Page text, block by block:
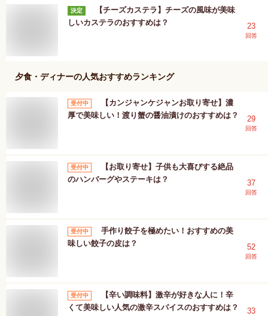
決定
【チーズカステラ】チーズの風味が美味
しいカステラのおすすめは？
23
回答
夕食・ディナーの人気おすすめランキング
受付中
【カンジャンケジャンお取り寄せ】濃
厚で美味しい！渡り蟹の醤油漬けのおすすめは？
29
回答
受付中
【お取り寄せ】子供も大喜びする絶品
のハンバーグやステーキは？
37
回答
受付中
手作り餃子を極めたい！おすすめの美
味しい餃子の皮は？
52
回答
受付中
【辛い調味料】激辛が好きな人に！辛
くて美味しい人気の激辛スパイスのおすすめは？
33